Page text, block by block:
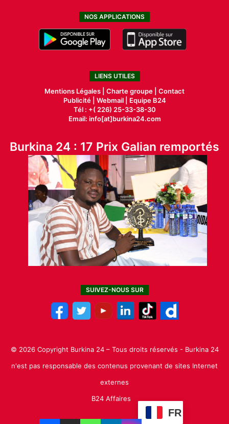
NOS APPLICATIONS
LIENS UTILES
Mentions Légales | Charte groupe | Contact
Publicité| Webmail |
Equipe B24
Tél : +( 226) 25-33-38-30
Email: info[at]burkina24.com
Burkina 24 : 17 Prix Galian remportés
SUIVEZ-NOUS SUR
© 2026 Copyright Burkina 24 – Tous droits réservés - Burkina 24
n'est pas responsable des contenus provenant de sites Internet
externes
B24 Affaires
FR